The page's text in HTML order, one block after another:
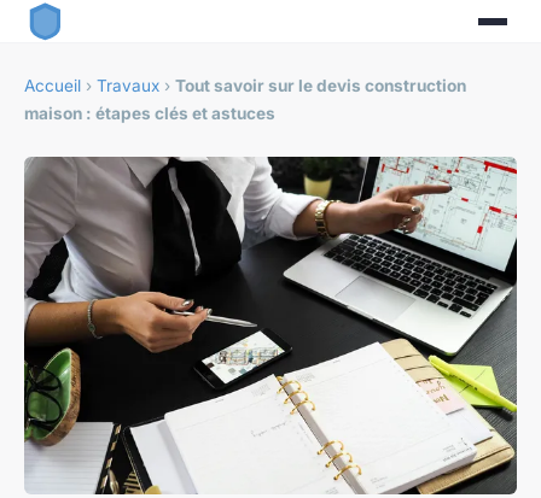
Accueil › Travaux › Tout savoir sur le devis construction
maison : étapes clés et astuces